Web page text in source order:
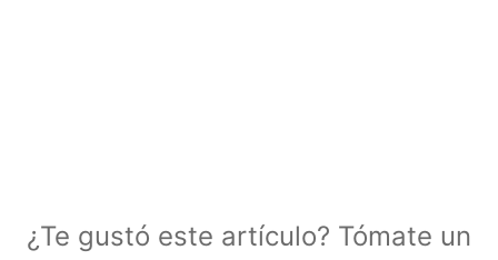
¿Te gustó este artículo? Tómate un